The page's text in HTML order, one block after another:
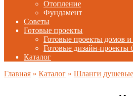
Отопление
Фундамент
Советы
Готовые проекты
Готовые проекты домов и
Готовые дизайн-проекты
Каталог
Главная » Каталог » Шланги душевые